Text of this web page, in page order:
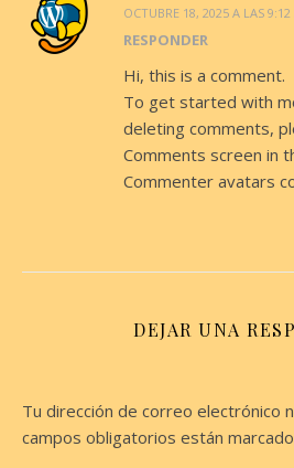
OCTUBRE 18, 2025 A LAS 9:12
RESPONDER
Hi, this is a comment.
To get started with
deleting comments,
Comments screen in
Commenter avatars
DEJAR UNA
Tu dirección de correo electrónico
campos obligatorios están